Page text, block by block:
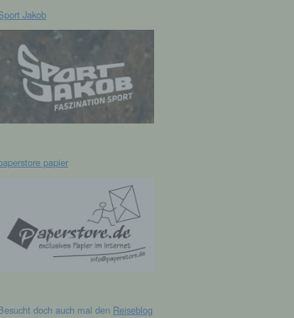
Jakob
papier
doch auch mal den Reiseblog